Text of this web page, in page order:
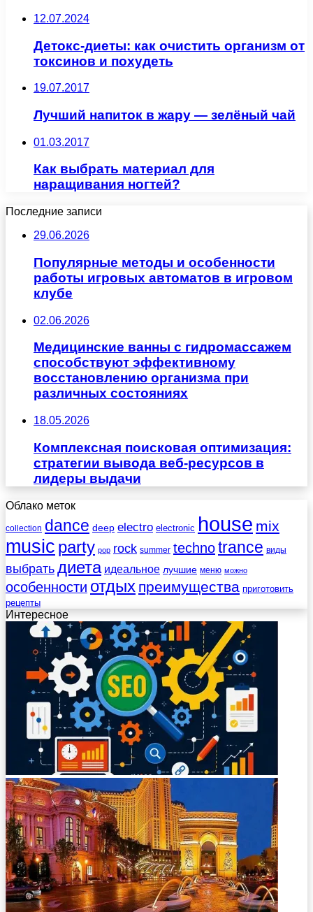
12.07.2024
Детокс-диеты: как очистить организм от
токсинов и похудеть
19.07.2017
Лучший напиток в жару — зелёный чай
01.03.2017
Как выбрать материал для
наращивания ногтей?
Последние записи
29.06.2026
Популярные методы и особенности
работы игровых автоматов в игровом
клубе
02.06.2026
Медицинские ванны с гидромассажем
способствуют эффективному
восстановлению организма при
различных состояниях
18.05.2026
Комплексная поисковая оптимизация:
стратегии вывода веб-ресурсов в
лидеры выдачи
Облако меток
collection dance deep electro electronic house mix
music party pop rock summer technotrance виды
выбратьдиета идеальное лучшие меню можно
особенности отдых преимущества приготовить
рецепты
Интересное